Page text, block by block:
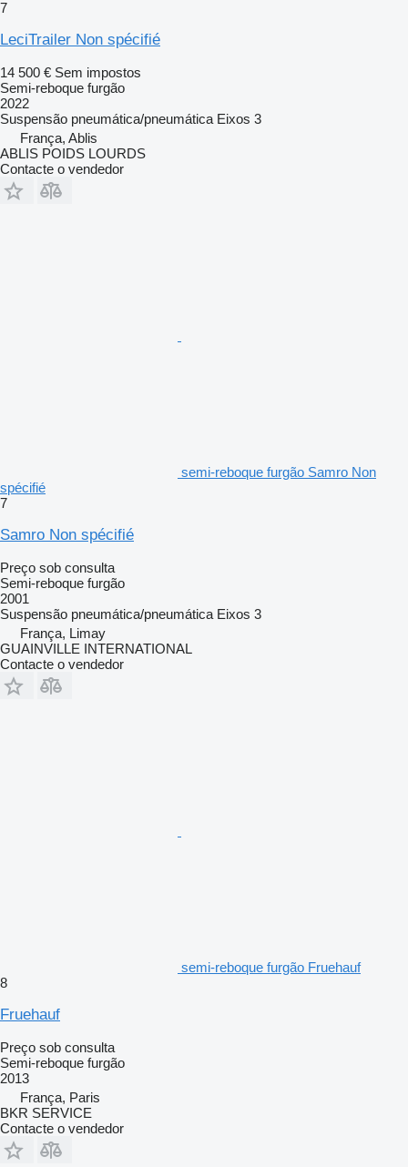
7
LeciTrailer Non spécifié
14 500 € Sem impostos
Semi-reboque furgão
2022
Suspensão pneumática/pneumática Eixos 3
França, Ablis
ABLIS POIDS LOURDS
Contacte o vendedor
semi-reboque furgão Samro Non
spécifié
7
Samro Non spécifié
Preço sob consulta
Semi-reboque furgão
2001
Suspensão pneumática/pneumática Eixos 3
França, Limay
GUAINVILLE INTERNATIONAL
Contacte o vendedor
semi-reboque furgão Fruehauf
8
Fruehauf
Preço sob consulta
Semi-reboque furgão
2013
França, Paris
BKR SERVICE
Contacte o vendedor